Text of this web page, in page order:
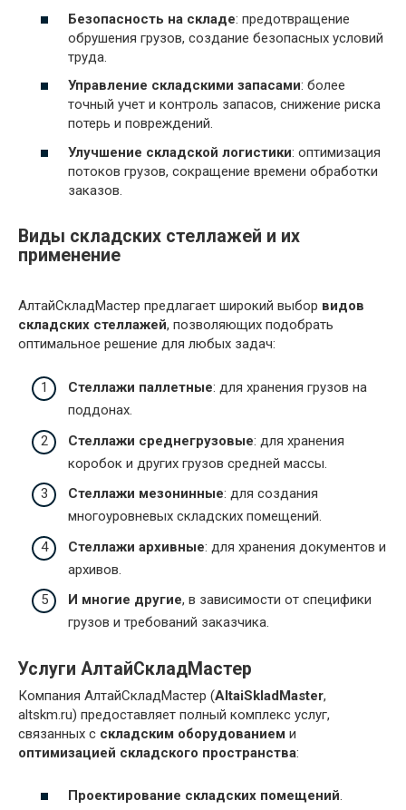
Безопасность на складе: предотвращение
обрушения грузов, создание безопасных условий
труда.
Управление складскими запасами: более
точный учет и контроль запасов, снижение риска
потерь и повреждений.
Улучшение складской логистики: оптимизация
потоков грузов, сокращение времени обработки
заказов.
Виды складских стеллажей и их
применение
АлтайСкладМастер предлагает широкий выбор видов
складских стеллажей, позволяющих подобрать
оптимальное решение для любых задач:
Стеллажи паллетные: для хранения грузов на
поддонах.
Стеллажи среднегрузовые: для хранения
коробок и других грузов средней массы.
Стеллажи мезонинные: для создания
многоуровневых складских помещений.
Стеллажи архивные: для хранения документов и
архивов.
И многие другие, в зависимости от специфики
грузов и требований заказчика.
Услуги АлтайСкладМастер
Компания АлтайСкладМастер (AltaiSkladMaster,
altskm.ru) предоставляет полный комплекс услуг,
связанных с складским оборудованием и
оптимизацией складского пространства:
Проектирование складских помещений.